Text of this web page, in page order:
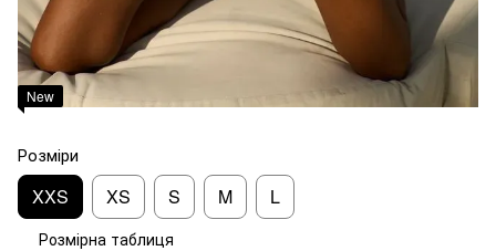
New
Розміри
XXS XS S M L
Розмірна таблиця